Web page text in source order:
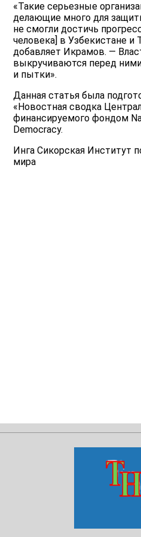
«Такие серьезные
делающие много для
не смогли достичь
человека] в Узбекистане и
добавляет Икрамов. —
выкручиваются перед
и пытки».
Данная статья была
«Новостная сводка
финансируемого фондом
Democracy.
Инга Сикорская Институт
мира